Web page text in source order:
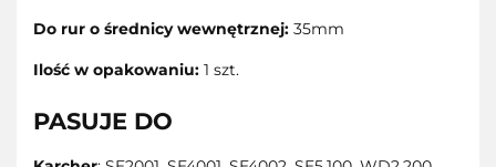
Do rur o średnicy wewnętrznej: 35mm
Ilość w opakowaniu: 1 szt.
PASUJE DO